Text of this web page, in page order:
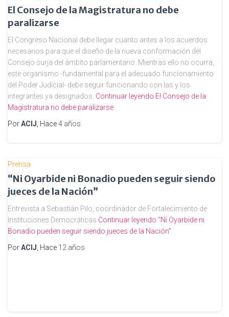
El Consejo de la Magistratura no debe
paralizarse
El Congreso Nacional debe llegar cuanto antes a los acuerdos
necesarios para que el diseño de la nueva conformación del
Consejo surja del ámbito parlamentario. Mientras ello no ocurra,
este organismo -fundamental para el adecuado funcionamiento
del Poder Judicial- debe seguir funcionando con las y los
integrantes ya designados. Continuar leyendo El Consejo de la
Magistratura no debe paralizarse
PorACIJ , Hace4 años
Prensa
“Ni Oyarbide ni Bonadio pueden seguir siendo
jueces de la Nación”
Entrevista a Sebastián Pilo, coordinador de Fortalecimiento de
Instituciones Democráticas Continuar leyendo “Ni Oyarbide ni
Bonadio pueden seguir siendo jueces de la Nación”
PorACIJ , Hace 12 años